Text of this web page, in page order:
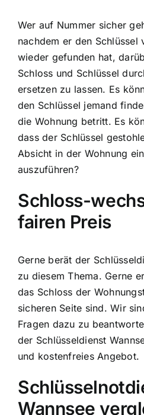
Wer auf Nummer sicher
nachdem er den Schlüssel
wieder gefunden hat,
Schloss und Schlüssel
ersetzen zu lassen. Es
den Schlüssel jemand
die Wohnung betritt. Es
dass der Schlüssel
Absicht in der Wohnung
auszuführen?
Schloss-
fairen Preis
Gerne berät der
zu diesem Thema. Gerne
das Schloss der
sicheren Seite sind. Wir
Fragen dazu zu
der Schlüsseldienst
und kostenfreies Angebot.
Wannsee